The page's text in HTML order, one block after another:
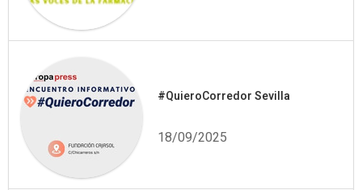
#QuieroCorredor Sevilla
18/09/2025